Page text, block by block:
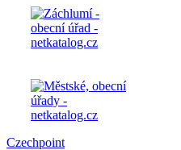
Czechpoint